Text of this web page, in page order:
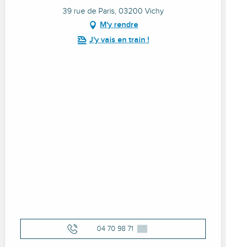
39 rue de Paris, 03200 Vichy
M'y rendre
J'y vais en train !
04 70 98 71 ▒▒